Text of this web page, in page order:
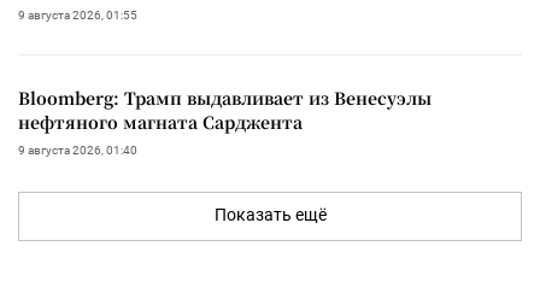
9 августа 2026, 01:55
Bloomberg: Трамп выдавливает из Венесуэлы
нефтяного магната Сарджента
9 августа 2026, 01:40
Показать ещё